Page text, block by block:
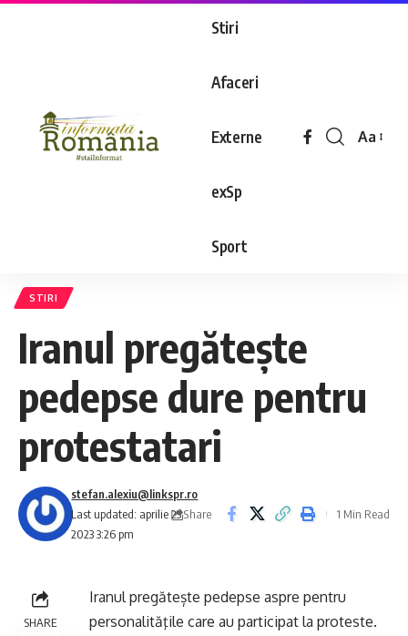
Stiri
Afaceri
Externe
exSp
Sport
Aa
STIRI
Iranul pregătește
pedepse dure pentru
protestatari
Last updated: aprilie 23,
2023 3:26 pm
stefan.alexiu@linkspr.ro
Share
1 Min Read
SHARE
Iranul pregătește pedepse aspre pentru
personalităţile care au participat la proteste.